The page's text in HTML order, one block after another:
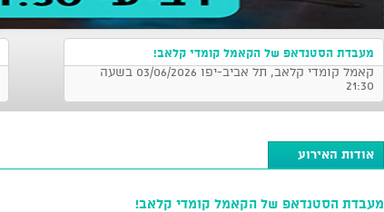
מעבדת הסטנדאפ של הקאמל קומדי קלאב!
קאמל קומדי קלאב, תל אביב-יפו 03/06/2026 בשעה
21:30
אודות האירוע
מעבדת הסטנדאפ של הקאמל קומדי קלאב!